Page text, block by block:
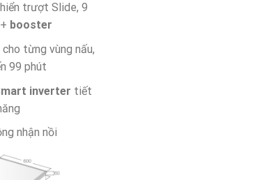
trượt Slide, 9
booster
từng vùng nấu,
99 phút
inverter tiết
nhận nồi